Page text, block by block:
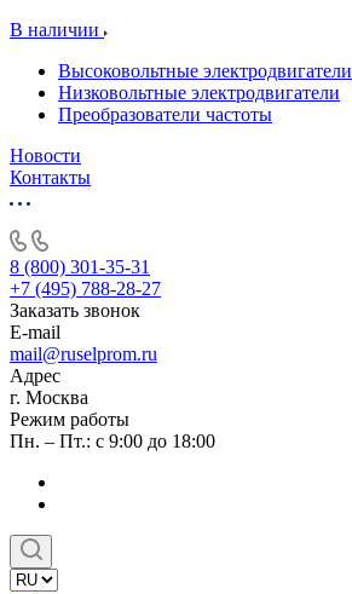
В наличии
Высоковольтные электродвигатели
Низковольтные электродвигатели
Преобразователи частоты
Новости
Контакты
8 (800) 301-35-31
+7 (495) 788-28-27
Заказать звонок
E-mail
mail@ruselprom.ru
Адрес
г. Москва
Режим работы
Пн. – Пт.: с 9:00 до 18:00